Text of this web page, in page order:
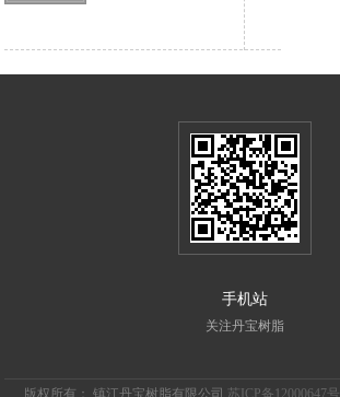
手机站
关注丹宝树脂
版权所有： 镇江丹宝树脂有限公司 苏ICP备12000647号